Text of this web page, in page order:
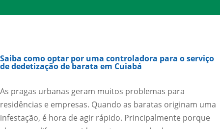
Saiba como optar por uma controladora para o serviço
de dedetização de barata em Cuiabá
​As pragas urbanas geram muitos problemas para
residências e empresas. Quando as baratas originam uma
infestação, é hora de agir rápido. Principalmente porque